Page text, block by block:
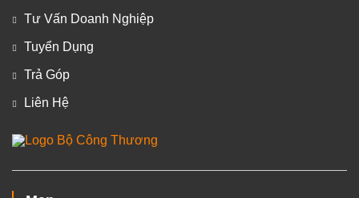
Tư Vấn Doanh Nghiệp
Tuyển Dụng
Trả Góp
Liên Hệ